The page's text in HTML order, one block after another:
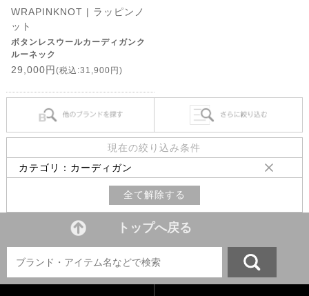
WRAPINKNOT | ラッピンノ
ット
ボタンレスウールカーディガンク
ルーネック
29,000円 (税込:31,900円)
現在の絞り込み条件
カテゴリ：カーディガン
全て解除する
トップへ戻る